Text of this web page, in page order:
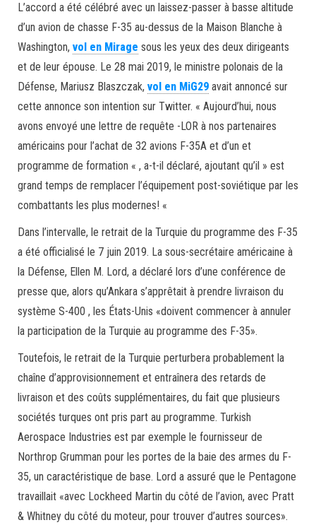
L’accord a été célébré avec un laissez-passer à basse altitude
d’un avion de chasse F-35 au-dessus de la Maison Blanche à
Washington, vol en Mirage sous les yeux des deux dirigeants
et de leur épouse. Le 28 mai 2019, le ministre polonais de la
Défense, Mariusz Blaszczak, vol en MiG29 avait annoncé sur
cette annonce son intention sur Twitter. « Aujourd’hui, nous
avons envoyé une lettre de requête -LOR à nos partenaires
américains pour l’achat de 32 avions F-35A et d’un et
programme de formation « , a-t-il déclaré, ajoutant qu’il » est
grand temps de remplacer l’équipement post-soviétique par les
combattants les plus modernes! «
Dans l’intervalle, le retrait de la Turquie du programme des F-35
a été officialisé le 7 juin 2019. La sous-secrétaire américaine à
la Défense, Ellen M. Lord, a déclaré lors d’une conférence de
presse que, alors qu’Ankara s’apprêtait à prendre livraison du
système S-400 , les États-Unis «doivent commencer à annuler
la participation de la Turquie au programme des F-35».
Toutefois, le retrait de la Turquie perturbera probablement la
chaîne d’approvisionnement et entraînera des retards de
livraison et des coûts supplémentaires, du fait que plusieurs
sociétés turques ont pris part au programme. Turkish
Aerospace Industries est par exemple le fournisseur de
Northrop Grumman pour les portes de la baie des armes du F-
35, un caractéristique de base. Lord a assuré que le Pentagone
travaillait «avec Lockheed Martin du côté de l’avion, avec Pratt
& Whitney du côté du moteur, pour trouver d’autres sources».